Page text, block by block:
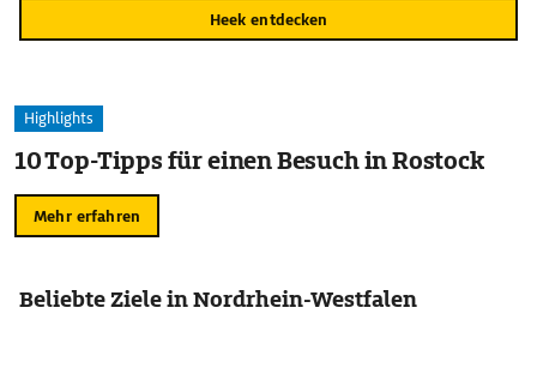
Heek entdecken
Highlights
10 Top-Tipps für einen Besuch in Rostock
Mehr erfahren
Beliebte Ziele in Nordrhein-Westfalen